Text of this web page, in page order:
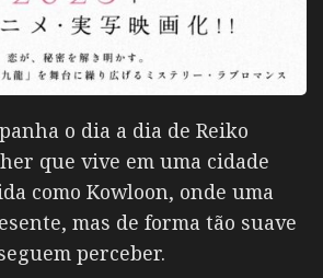
o dia a dia de Reiko
que vive em uma cidade
como Kowloon, onde uma
mas de forma tão suave
perceber.